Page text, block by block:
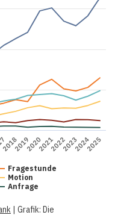
Fragestunde
Motion
Anfrage
20182019202020212022202320242025
| Grafik: Die